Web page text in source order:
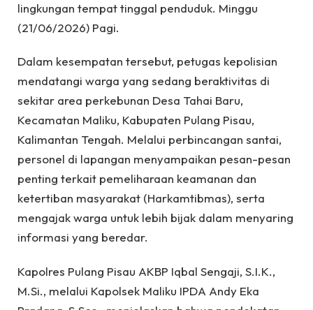
lingkungan tempat tinggal penduduk. Minggu
(21/06/2026) Pagi.
Dalam kesempatan tersebut, petugas kepolisian
mendatangi warga yang sedang beraktivitas di
sekitar area perkebunan Desa Tahai Baru,
Kecamatan Maliku, Kabupaten Pulang Pisau,
Kalimantan Tengah. Melalui perbincangan santai,
personel di lapangan menyampaikan pesan-pesan
penting terkait pemeliharaan keamanan dan
ketertiban masyarakat (Harkamtibmas), serta
mengajak warga untuk lebih bijak dalam menyaring
informasi yang beredar.
Kapolres Pulang Pisau AKBP Iqbal Sengaji, S.I.K.,
M.Si., melalui Kapolsek Maliku IPDA Andy Eka